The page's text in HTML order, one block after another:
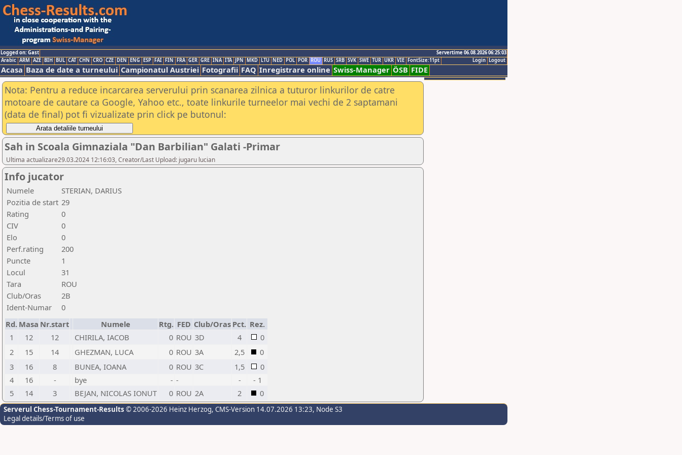
Logged on: Gast
Servertime 06.08.2026 06:25:03
Logout
Login
Arabic ARM AZE BIH BUL CAT CHN CRO CZE DEN ENG ESP FAI FIN FRA GER GRE INA ITA JPN MKD LTU NED POL POR ROU RUS SRB SVK SWE TUR UKR VIE FontSize:11pt
Acasa Baza de date a turneului Campionatul Austriei Fotografii FAQ Inregistrare online Swiss-Manager ÖSB FIDE
Nota: Pentru a reduce incarcarea serverului prin scanarea zilnica a tuturor linkurilor de catre
motoare de cautare ca Google, Yahoo etc., toate linkurile turneelor mai vechi de 2 saptamani
(data de final) pot fi vizualizate prin click pe butonul:
Sah in Scoala Gimnaziala "Dan Barbilian" Galati -Primar
Ultima actualizare29.03.2024 12:16:03, Creator/Last Upload: jugaru lucian
Info jucator
Numele
STERIAN, DARIUS
Pozitia de start 29
Rating
0
CIV
0
Elo
0
Perf.rating
200
Puncte
1
Locul
31
Tara
ROU
Club/Oras
2B
Ident-Numar
0
Rd. Masa Nr.start Numele Rtg. FED Club/Oras Pct. Rez.
1
12 12 CHIRILA, IACOB 0 ROU 3D 4
0
2
15 14 GHEZMAN, LUCA 0 ROU 3A 2,5
0
3
16 8 BUNEA, IOANA 0 ROU 3C 1,5
0
4
16 - bye - - -
- 1
5
14 3 BEJAN, NICOLAS IONUT 0 ROU 2A 2 0
Serverul Chess-Tournament-Results © 2006-2026 Heinz Herzog, CMS-Version 14.07.2026 13:23, Node S3
Legal details/Terms of use